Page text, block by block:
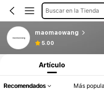
Buscar en la Tienda
maomaowang
5.00
Artículo
Recomendados Más